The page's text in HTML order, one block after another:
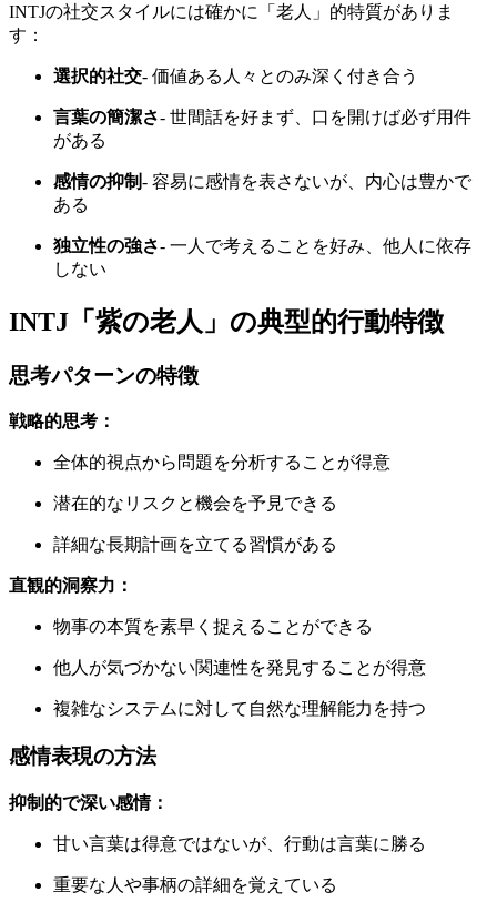
INTJの社交スタイルには確かに「老人」的特質がありま
す：
選択的社交- 価値ある人々とのみ深く付き合う
言葉の簡潔さ- 世間話を好まず、口を開けば必ず用件
がある
感情の抑制- 容易に感情を表さないが、内心は豊かで
ある
独立性の強さ- 一人で考えることを好み、他人に依存
しない
INTJ「紫の老人」の典型的行動特徴
思考パターンの特徴
戦略的思考：
全体的視点から問題を分析することが得意
潜在的なリスクと機会を予見できる
詳細な長期計画を立てる習慣がある
直観的洞察力：
物事の本質を素早く捉えることができる
他人が気づかない関連性を発見することが得意
複雑なシステムに対して自然な理解能力を持つ
感情表現の方法
抑制的で深い感情：
甘い言葉は得意ではないが、行動は言葉に勝る
重要な人や事柄の詳細を覚えている